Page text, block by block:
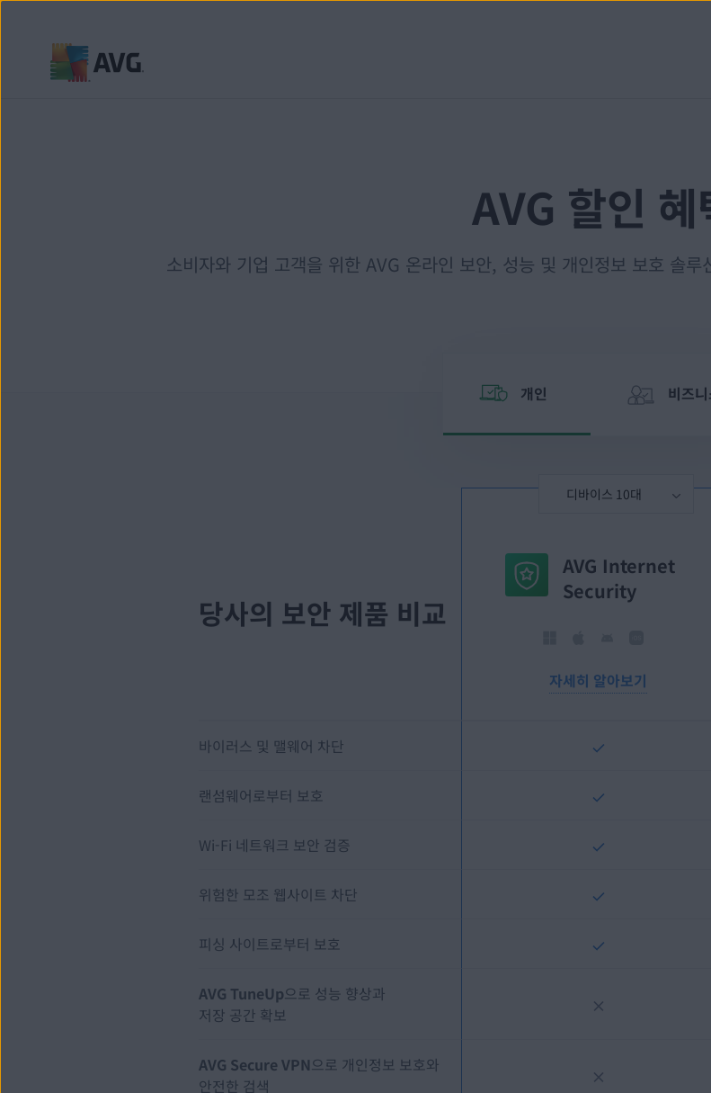
AVG 할인 혜
소비자와 기업 고객을 위한 AVG 온라인 보안, 성능 및 개인정보 보호 솔
개인 비즈
당사의 보안 제품 비교
AVG Internet
Security
자세히 알아보기
바이러스 및 맬웨어 차단
랜섬웨어로부터 보호
Wi-Fi 네트워크 보안 검증
위험한 모조 웹사이트 차단
피싱 사이트로부터 보호
AVG TuneUp으로 성능 향상과
저장 공간 확보
AVG Secure VPN으로 개인정보 보호와
안전한 검색